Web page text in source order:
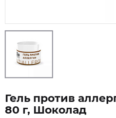
Гель против
80 г, Шоколад